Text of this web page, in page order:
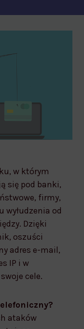
w którym
się pod banki,
firmy,
wyłudzenia od
Dzięki
oszuści
adres e-mail,
IP i w
cele.
ataków